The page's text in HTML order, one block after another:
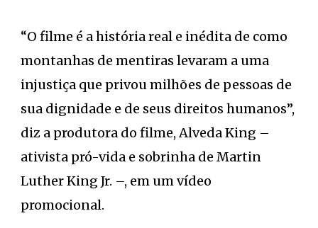
“O filme é a história real e inédita de como
montanhas de mentiras levaram a uma
injustiça que privou milhões de pessoas de
sua dignidade e de seus direitos humanos”,
diz a produtora do filme, Alveda King –
ativista pró-vida e sobrinha de Martin
Luther King Jr. –, em um vídeo
promocional.